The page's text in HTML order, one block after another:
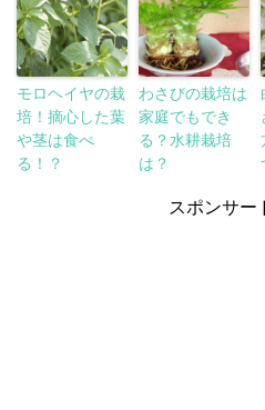
モロヘイヤの栽
培！摘心した葉
や茎は食べ
る！？
わさびの栽培は
家庭でもでき
る？水耕栽培
は？
スポンサー